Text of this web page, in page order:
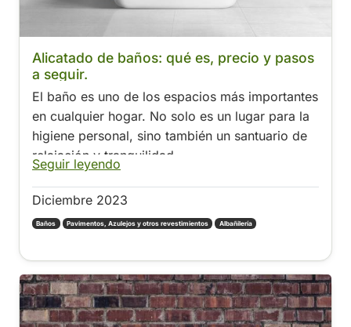
Alicatado de baños: qué es, precio y pasos
a seguir.
El baño es uno de los espacios más importantes
en cualquier hogar. No solo es un lugar para la
higiene personal, sino también un santuario de
relajación y tranquilidad.
Seguir leyendo
Diciembre 2023
Baños Pavimentos, Azulejos y otros revestimientos Albañilería